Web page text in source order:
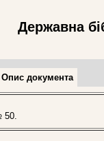
Державна
Опис документа
50.